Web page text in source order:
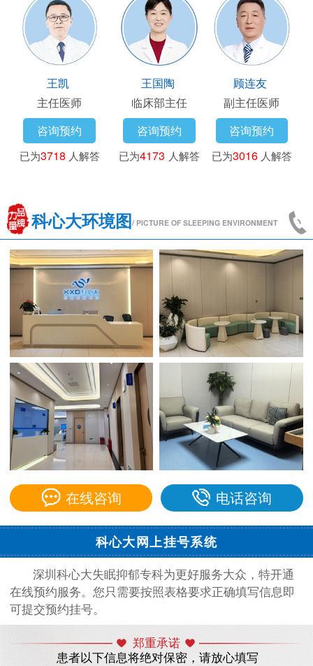
王凯
主任医师
咨询预约
已为3718 人解答
王国陶
临床部主任
咨询预约
已为4173 人解答
顾连友
副主任医师
咨询预约
已为3016 人解答
科心大环境图/ PICTURE OF SLEEPING ENVIRONMENT
在线咨询 电话咨询
科心大网上挂号系统
深圳科心大失眠抑郁专科为更好服务大众，特开通
在线预约服务。您只需要按照表格要求正确填写信息即
可提交预约挂号。
郑重承诺
患者以下信息将绝对保密，请放心填写